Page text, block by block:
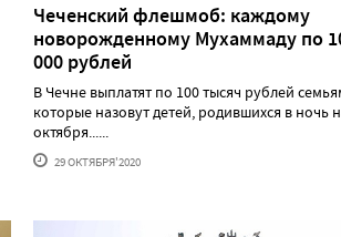
Чеченский флешмоб: каждому
новорожденному Мухаммаду по
000 рублей
В Чечне выплатят по 100 тысяч рублей
которые назовут детей, родившихся в ночь
октября......
29 ОКТЯБРЯ'2020